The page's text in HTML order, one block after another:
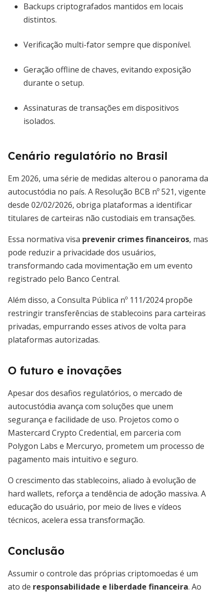
Backups criptografados mantidos em locais
distintos.
Verificação multi-fator sempre que disponível.
Geração offline de chaves, evitando exposição
durante o setup.
Assinaturas de transações em dispositivos
isolados.
Cenário regulatório no Brasil
Em 2026, uma série de medidas alterou o panorama da
autocustódia no país. A Resolução BCB nº 521, vigente
desde 02/02/2026, obriga plataformas a identificar
titulares de carteiras não custodiais em transações.
Essa normativa visa prevenir crimes financeiros, mas
pode reduzir a privacidade dos usuários,
transformando cada movimentação em um evento
registrado pelo Banco Central.
Além disso, a Consulta Pública nº 111/2024 propõe
restringir transferências de stablecoins para carteiras
privadas, empurrando esses ativos de volta para
plataformas autorizadas.
O futuro e inovações
Apesar dos desafios regulatórios, o mercado de
autocustódia avança com soluções que unem
segurança e facilidade de uso. Projetos como o
Mastercard Crypto Credential, em parceria com
Polygon Labs e Mercuryo, prometem um processo de
pagamento mais intuitivo e seguro.
O crescimento das stablecoins, aliado à evolução de
hard wallets, reforça a tendência de adoção massiva. A
educação do usuário, por meio de lives e vídeos
técnicos, acelera essa transformação.
Conclusão
Assumir o controle das próprias criptomoedas é um
ato de responsabilidade e liberdade financeira. Ao